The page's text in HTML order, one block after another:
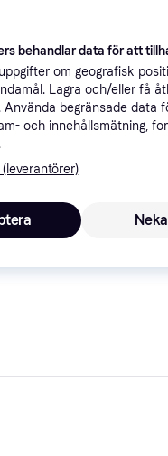
behandlar data för att
om geografisk
Lagra och/eller få
Använda begränsade data
och innehållsmätning,